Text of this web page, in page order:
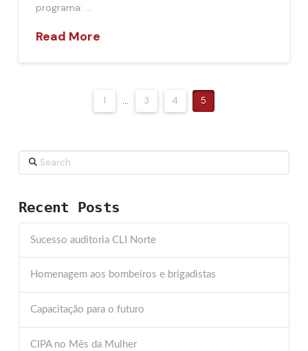
programa: …
Read More
1 ... 3 4 5
Search
Recent Posts
Sucesso auditoria CLI Norte
Homenagem aos bombeiros e brigadistas
Capacitação para o futuro
CIPA no Mês da Mulher